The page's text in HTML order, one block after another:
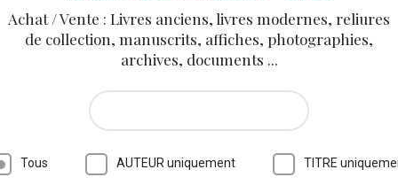
Achat / Vente : Livres anciens, livres modernes, reliures
de collection, manuscrits, affiches, photographies,
archives, documents ...
Tous AUTEUR uniquement TITRE